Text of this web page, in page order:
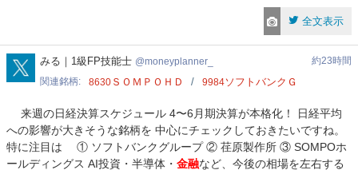
全文表示
moneyplanner_
みる｜1級FP技能士 moneyplanner_
約23時間
関連銘柄
8630 ＳＯＭＰＯＨＤ 9984ソフトバンクＧ
来週の日経決算スケジュール 4〜6月期決算が本格化！ 日経平均
への影響が大きそうな銘柄を 中心にチェックしておきたいですね。
特に注目は ① ソフトバンクグループ ② 荏原製作所 ③ SOMPOホ
ールディングス AI投資・半導体・ 金融など、今後の相場を左右する